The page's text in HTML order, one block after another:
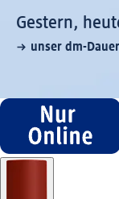
Gestern,
unser dm-